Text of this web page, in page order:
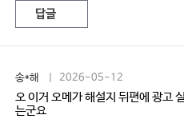
답글
송*해 | 2026-05-12
오 이거 오메가 해설지 뒤편에 광고
는군요